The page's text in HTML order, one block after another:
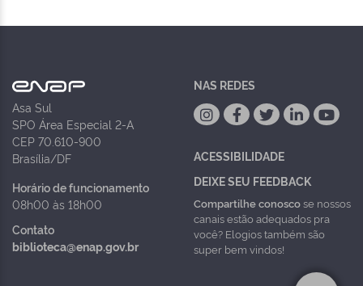
Asa Sul
SPO Área Especial 2-A
CEP 70.610-900
Brasília/DF
Horário de funcionamento
08h00 às 18h00
Contato
biblioteca@enap.gov.br
NAS REDES
ACESSIBILIDADE
DEIXE SEU FEEDBACK
Compartilhe conoscose nossos
canais estão adequados pra
você? Elogios também são
super bem vindos!